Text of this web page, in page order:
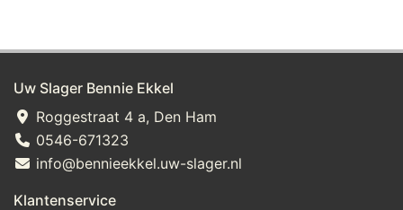
Uw Slager Bennie Ekkel
Roggestraat 4 a, Den Ham
0546-671323
info@bennieekkel.uw-slager.nl
Klantenservice